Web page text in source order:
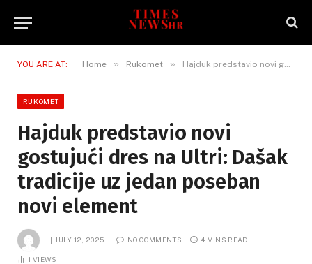
YOU ARE AT: Home » Rukomet » Hajduk predstavio novi gostujući dres na Ultri: Dašak tradicije uz jedan poseban novi element
RUKOMET
Hajduk predstavio novi
gostujući dres na Ultri: Dašak
tradicije uz jedan poseban
novi element
JULY 12, 2025 NO COMMENTS 4 MINS READ
1 VIEWS